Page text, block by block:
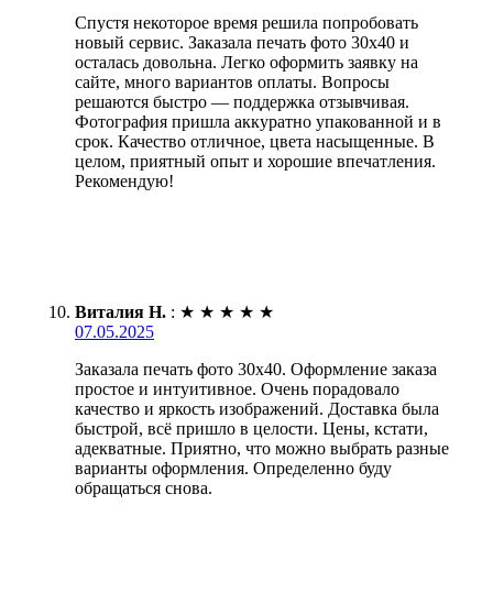
Спустя некоторое время решила попробовать
новый сервис. Заказала печать фото 30х40 и
осталась довольна. Легко оформить заявку на
сайте, много вариантов оплаты. Вопросы
решаются быстро — поддержка отзывчивая.
Фотография пришла аккуратно упакованной и в
срок. Качество отличное, цвета насыщенные. В
целом, приятный опыт и хорошие впечатления.
Рекомендую!
Виталия Н. : ★ ★ ★ ★ ★
07.05.2025
Заказала печать фото 30х40. Оформление заказа
простое и интуитивное. Очень порадовало
качество и яркость изображений. Доставка была
быстрой, всё пришло в целости. Цены, кстати,
адекватные. Приятно, что можно выбрать разные
варианты оформления. Определенно буду
обращаться снова.